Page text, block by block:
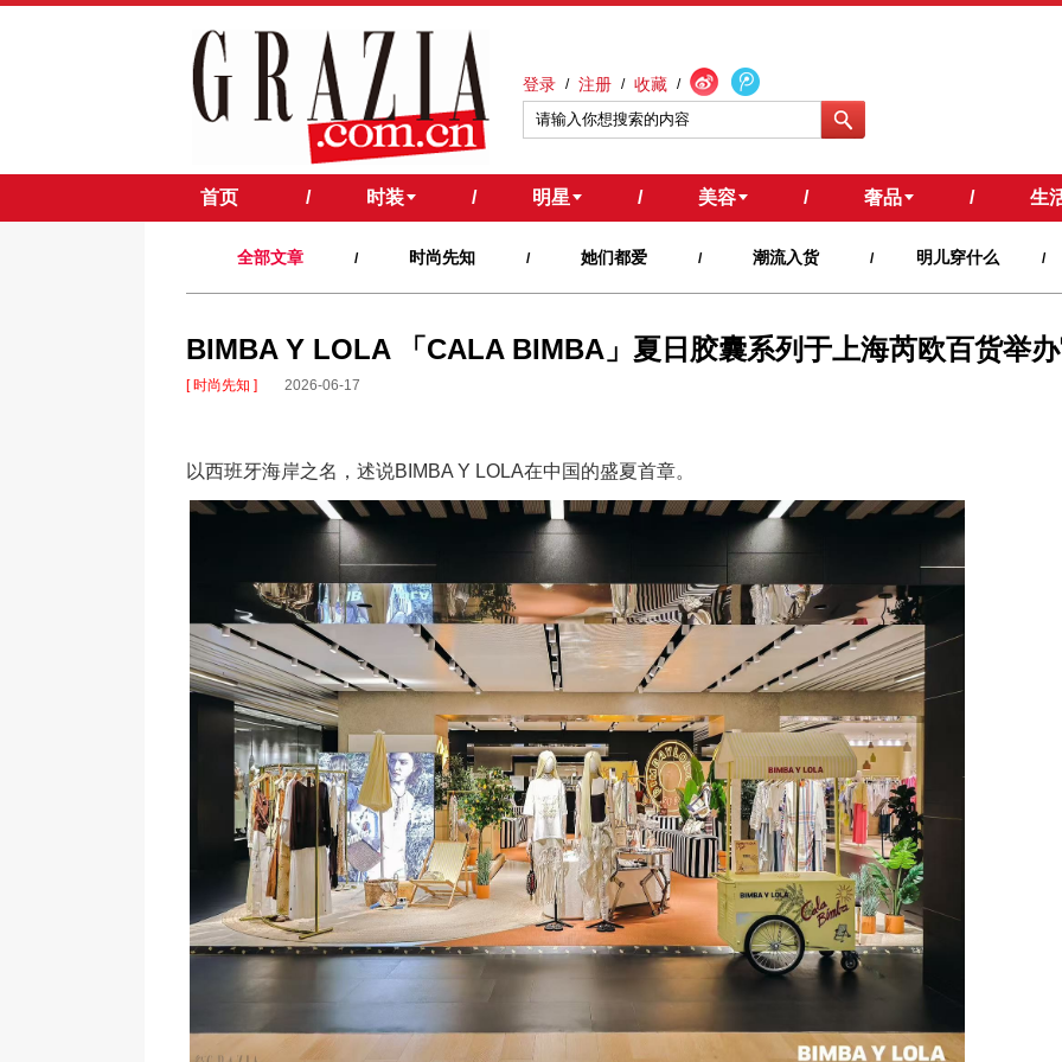
登录 / 注册 / 收藏 /
首页 / 时装 / 明星 / 美容 / 奢品 / 生
全部文章 / 时尚先知 / 她们都爱 / 潮流入货 / 明儿穿什么 /
BIMBA Y LOLA 「CALA BIMBA」夏日胶囊系列于上海芮欧百货举
[ 时尚先知 ] 2026-06-17
以西班牙海岸之名，述说BIMBA Y LOLA在中国的盛夏首章。